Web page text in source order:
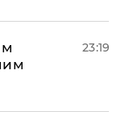
23:19